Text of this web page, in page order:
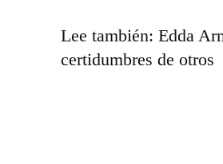
Lee también: Edda
certidumbres de otros